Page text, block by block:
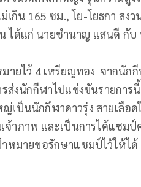
เกิน 165 ซม., โย-โยธกา สง
ได้แก่ นายชำนาญ แสนดี กับ
ายไว้ 4 เหรียญทอง จากนัก
ส่งนักกีฬาไปแข่งขันรายกา
เป็นนักกึฬาดาวรุ่ง สายเลือ
าภาพ และเป็นการได้แชมป์
หมายขอรักษาแชมป์ไว้ให้ได้